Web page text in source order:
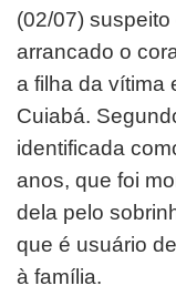
(02/07)
arrancado o
a filha da vítima
Cuiabá.
identificada
anos, que foi
dela pelo
que é usuário
à família.